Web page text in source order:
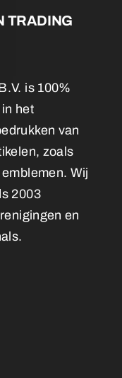
TRADING
is 100%
het
van
zoals
Wij
2003
en